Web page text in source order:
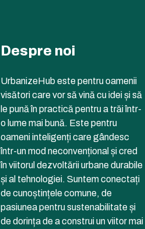
Despre noi
UrbanizeHub este pentru oamenii
visători care vor să vină cu idei și să
le pună în practică pentru a trăi într-
o lume mai bună. Este pentru
oameni inteligenți care gândesc
într-un mod neconvențional și cred
în viitorul dezvoltării urbane durabile
și al tehnologiei. Suntem conectați
de cunoștințele comune, de
pasiunea pentru sustenabilitate și
de dorința de a construi un viitor mai